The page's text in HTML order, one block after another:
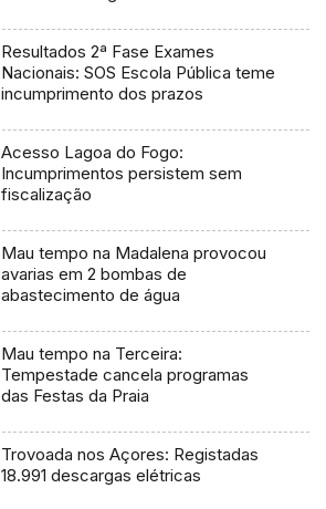
Resultados 2ª Fase Exames
Nacionais: SOS Escola Pública teme
incumprimento dos prazos
Acesso Lagoa do Fogo:
Incumprimentos persistem sem
fiscalização
Mau tempo na Madalena provocou
avarias em 2 bombas de
abastecimento de água
Mau tempo na Terceira:
Tempestade cancela programas
das Festas da Praia
Trovoada nos Açores: Registadas
18.991 descargas elétricas